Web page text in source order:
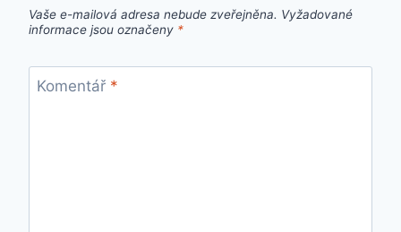
Vaše e-mailová adresa nebude zveřejněna. Vyžadované
informace jsou označeny *
Komentář *